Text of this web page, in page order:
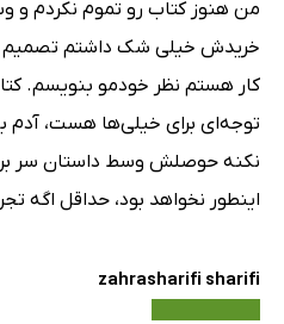
فصل سوم - بخش سی‌ام - قسمت
فصل سوم - بخش سی‌ام - قسمت
فصل چهارم: ملکه‌ی سوئد - بخش
فصل چهارم - بخش دوم
فصل چهارم - بخش سوم
من هنوز کتاب رو تموم نکردم
خریدش خیلی شک داشتم تصمیم
توجه‌ای برای خیلی‌ها هست،
نکنه حوصلش وسط داستان سر
اینطور نخواهد بود، حداقل اگه
zahrasharifi sharifi